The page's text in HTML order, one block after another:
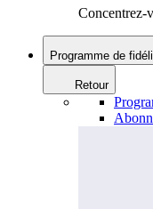
Concentrez-
Programme de
Retour